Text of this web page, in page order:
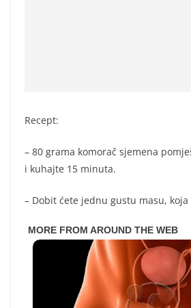
Recept:
– 80 grama komorač sjemena
i kuhajte 15 minuta.
– Dobit ćete jednu gustu masu,